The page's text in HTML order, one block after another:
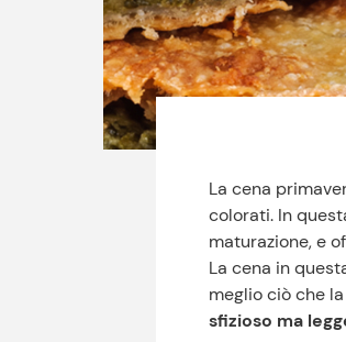
La cena
colorati. In
maturazione, e
La cena in
meglio ciò che
sfizioso ma